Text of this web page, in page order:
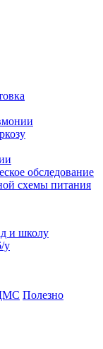
обследование
схемы питания
и школу
у
Полезно